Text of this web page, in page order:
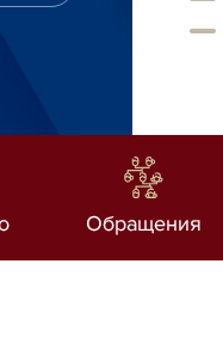
Обращения